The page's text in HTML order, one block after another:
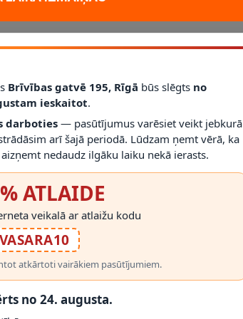
VAIRĀK
Brīvības gatvē 195, Rīgā būs slēgts no
ieskaitot.
darboties— pasūtījumus varēsiet veikt jebkurā
arī šajā periodā. Lūdzam ņemt vērā, ka
nedaudz ilgāku laiku nekā ierasts.
ATLAIDE
veikalā ar atlaižu kodu
VASARA10
atkārtoti vairākiem pasūtījumiem.
no 24. augusta.